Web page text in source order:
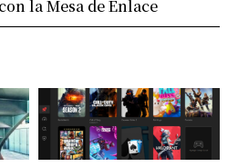
la Mesa de Enlace